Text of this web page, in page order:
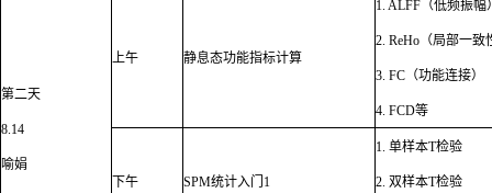
第二天
8.14
喻娟
上午 静息态功能指标计算
1. ALFF （低频振幅
2. ReHo （局部一致
3. FC （功能连接）
4. FCD等
下午 SPM统计入门 1
1. 单样本T检验
2. 双样本T检验